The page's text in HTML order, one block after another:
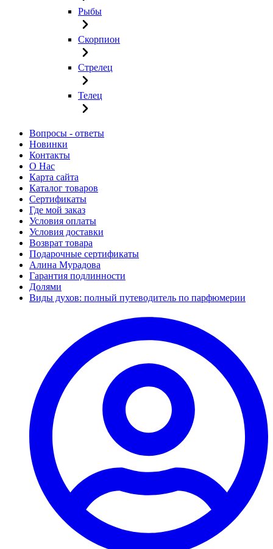
Рыбы
Скорпион
Стрелец
Телец
Вопросы - ответы
Новинки
Контакты
О Нас
Карта сайта
Каталог товаров
Сертификаты
Где мой заказ
Условия оплаты
Условия доставки
Возврат товара
Подарочные сертификаты
Алина Мурадова
Гарантия подлинности
Долями
Виды духов: полный путеводитель по парфюмерии